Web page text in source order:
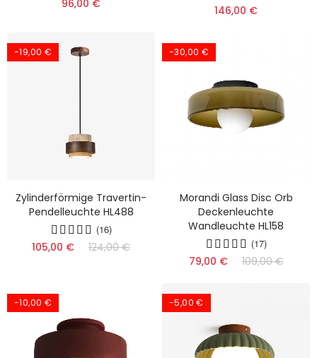
96,00 €
146,00 €
-19,00 €
Zylinderförmige Travertin-
Pendelleuchte HL488
(16)
105,00 € 124,00 €
-30,00 €
Morandi Glass Disc Orb
Deckenleuchte
Wandleuchte HL158
(17)
79,00 € 109,00 €
-10,00 € -5,00 €